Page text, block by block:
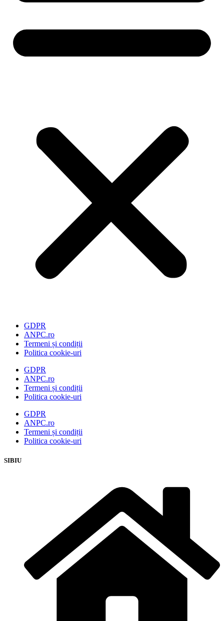
GDPR
ANPC.ro
Termeni și condiții
Politica cookie-uri
GDPR
ANPC.ro
Termeni și condiții
Politica cookie-uri
GDPR
ANPC.ro
Termeni și condiții
Politica cookie-uri
SIBIU